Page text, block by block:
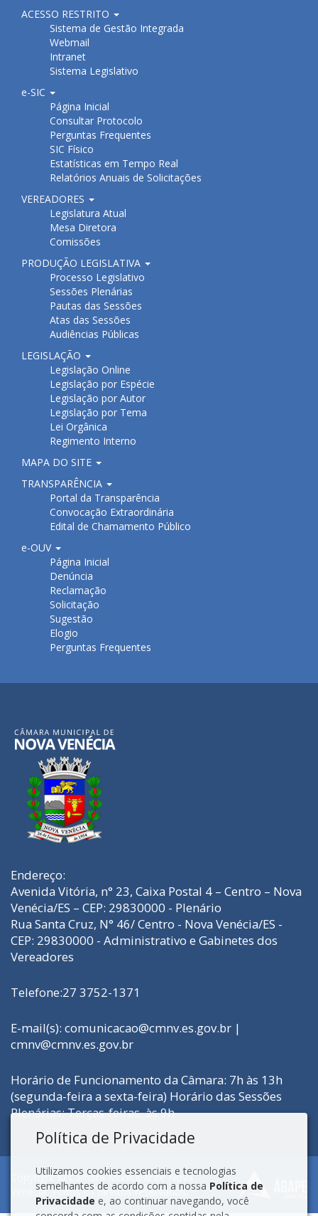
ACESSO RESTRITO
Sistema de Gestão Integrada
Webmail
Intranet
Sistema Legislativo
e-SIC
Página Inicial
Consultar Protocolo
Perguntas Frequentes
SIC Físico
Estatísticas em Tempo Real
Relatórios Anuais de Solicitações
VEREADORES
Legislatura Atual
Mesa Diretora
Comissões
PRODUÇÃO LEGISLATIVA
Processo Legislativo
Sessões Plenárias
Pautas das Sessões
Atas das Sessões
Audiências Públicas
LEGISLAÇÃO
Legislação Online
Legislação por Espécie
Legislação por Autor
Legislação por Tema
Lei Orgânica
Regimento Interno
MAPA DO SITE
TRANSPARÊNCIA
Portal da Transparência
Convocação Extraordinária
Edital de Chamamento Público
e-OUV
Página Inicial
Denúncia
Reclamação
Solicitação
Sugestão
Elogio
Perguntas Frequentes
Endereço:
Avenida Vitória, n° 23, Caixa Postal 4 – Centro – Nova
Venécia/ES – CEP: 29830000 - Plenário
Rua Santa Cruz, N° 46/ Centro - Nova Venécia/ES -
CEP: 29830000 - Administrativo e Gabinetes dos
Vereadores
Telefone:27 3752-1371
E-mail(s): comunicacao@cmnv.es.gov.br |
cmnv@cmnv.es.gov.br
Horário de Funcionamento da Câmara: 7h às 13h
(segunda-feira a sexta-feira) Horário das Sessões
Plenárias: Terças-feiras, às 9h
Copyright © Câmara Municipal de Nova
Venécia. Todos os direitos reservados.
Política de Privacidade
Utilizamos cookies essenciais e tecnologias
semelhantes de acordo com a nossa Política de
Privacidade e, ao continuar navegando, você